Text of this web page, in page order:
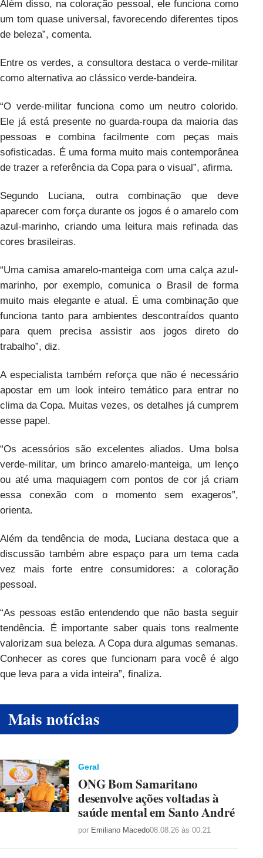
Além disso, na coloração pessoal, ele funciona como
um tom quase universal, favorecendo diferentes tipos
de beleza”, comenta.
Entre os verdes, a consultora destaca o verde-militar
como alternativa ao clássico verde-bandeira.
“O verde-militar funciona como um neutro colorido.
Ele já está presente no guarda-roupa da maioria das
pessoas e combina facilmente com peças mais
sofisticadas. É uma forma muito mais contemporânea
de trazer a referência da Copa para o visual”, afirma.
Segundo Luciana, outra combinação que deve
aparecer com força durante os jogos é o amarelo com
azul-marinho, criando uma leitura mais refinada das
cores brasileiras.
“Uma camisa amarelo-manteiga com uma calça azul-
marinho, por exemplo, comunica o Brasil de forma
muito mais elegante e atual. É uma combinação que
funciona tanto para ambientes descontraídos quanto
para quem precisa assistir aos jogos direto do
trabalho”, diz.
A especialista também reforça que não é necessário
apostar em um look inteiro temático para entrar no
clima da Copa. Muitas vezes, os detalhes já cumprem
esse papel.
“Os acessórios são excelentes aliados. Uma bolsa
verde-militar, um brinco amarelo-manteiga, um lenço
ou até uma maquiagem com pontos de cor já criam
essa conexão com o momento sem exageros”,
orienta.
Além da tendência de moda, Luciana destaca que a
discussão também abre espaço para um tema cada
vez mais forte entre consumidores: a coloração
pessoal.
“As pessoas estão entendendo que não basta seguir
tendência. É importante saber quais tons realmente
valorizam sua beleza. A Copa dura algumas semanas.
Conhecer as cores que funcionam para você é algo
que leva para a vida inteira”, finaliza.
Mais notícias
Geral
ONG Bom Samaritano
desenvolve ações voltadas à
saúde mental em Santo André
por Emiliano Macedo08.08.26 às 00:21